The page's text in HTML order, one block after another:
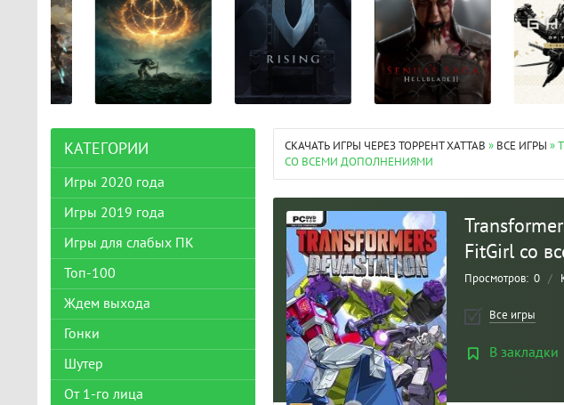
СКАЧАТЬ ИГРЫ ЧЕРЕЗ ТОРРЕНТ XATTAB » ВСЕ ИГРЫ »
СО ВСЕМИ ДОПОЛНЕНИЯМИ
FitGirl со
Просмотров: 0 /
Все игры
В закладки
КАТЕГОРИИ
Игры 2020 года
Игры 2019 года
Игры для слабых ПК
Топ-100
Ждем выхода
Гонки
Шутер
От 1-го лица